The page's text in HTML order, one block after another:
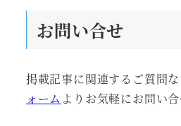
お問い合せ
掲載記事に関連するご質問な
ォーム よりお気軽にお問い合